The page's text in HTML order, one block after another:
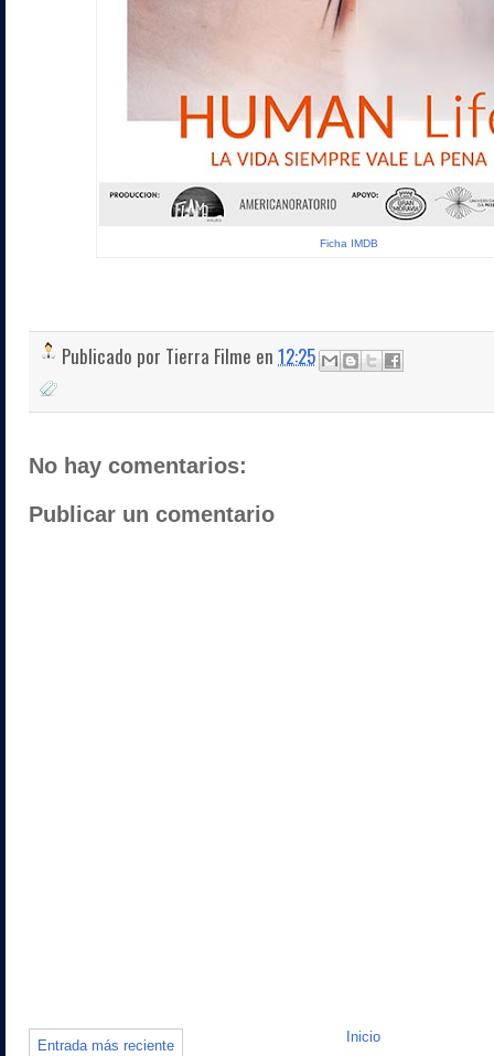
Ficha IMDB
Publicado por Tierra Filme en 12:25
No hay comentarios:
Publicar un comentario
Entrada más reciente
Inicio